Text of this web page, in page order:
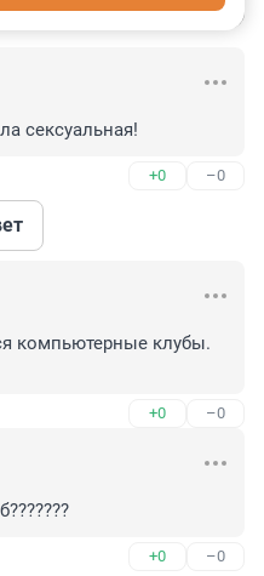
сексуальная!
+0 –0
компьютерные клубы.
+0 –0
+0 –0